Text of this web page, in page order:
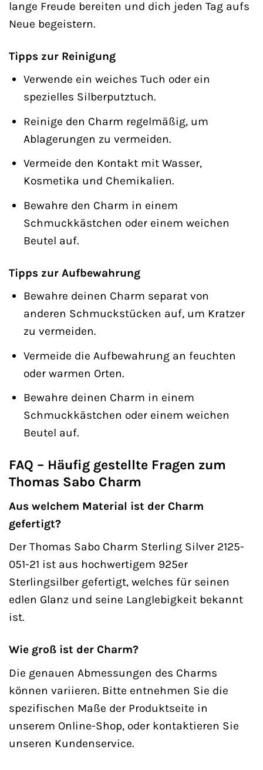
lange Freude bereiten und dich jeden Tag aufs
Neue begeistern.
Tipps zur Reinigung
Verwende ein weiches Tuch oder ein
spezielles Silberputztuch.
Reinige den Charm regelmäßig, um
Ablagerungen zu vermeiden.
Vermeide den Kontakt mit Wasser,
Kosmetika und Chemikalien.
Bewahre den Charm in einem
Schmuckkästchen oder einem weichen
Beutel auf.
Tipps zur Aufbewahrung
Bewahre deinen Charm separat von
anderen Schmuckstücken auf, um Kratzer
zu vermeiden.
Vermeide die Aufbewahrung an feuchten
oder warmen Orten.
Bewahre deinen Charm in einem
Schmuckkästchen oder einem weichen
Beutel auf.
FAQ – Häufig gestellte Fragen zum
Thomas Sabo Charm
Aus welchem Material ist der Charm
gefertigt?
Der Thomas Sabo Charm Sterling Silver 2125-
051-21 ist aus hochwertigem 925er
Sterlingsilber gefertigt, welches für seinen
edlen Glanz und seine Langlebigkeit bekannt
ist.
Wie groß ist der Charm?
Die genauen Abmessungen des Charms
können variieren. Bitte entnehmen Sie die
spezifischen Maße der Produktseite in
unserem Online-Shop, oder kontaktieren Sie
unseren Kundenservice.